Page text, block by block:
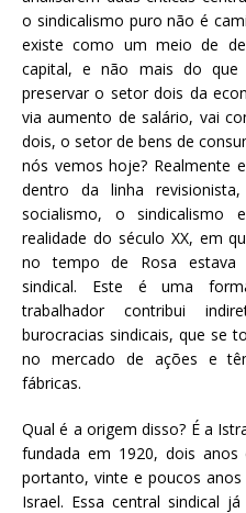
o sindicalismo puro não é
existe como um meio de
capital, e não mais do que
preservar o setor dois da
via aumento de salário, vai
dois, o setor de bens de
nós vemos hoje? Realmente
dentro da linha
socialismo, o sindicalismo
realidade do século XX, em
no tempo de Rosa estava
sindical. Este é uma
trabalhador contribui
burocracias sindicais, que se
no mercado de ações e
fábricas.
Qual é a origem disso? É a
fundada em 1920, dois
portanto, vinte e poucos
Israel. Essa central sindical